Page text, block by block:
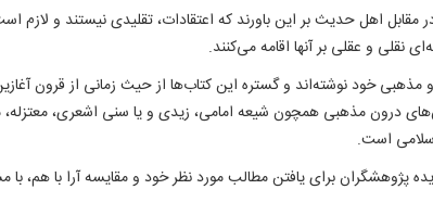
اهل حديث بر اين باورند که اعتقادات، تقليدی نيستند و لازم
نقلی و عقلی بر آنها اقامه می‌کنند.
خود نوشته‌اند و گستره این کتاب‌ها از حيث زمانی از قرون
مذهبی همچون شيعه امامی، زيدی و يا سنی اشعری، معتزله،
اسلامی است.
پژوهشگران برای يافتن مطالب مورد نظر خود و مقايسه آرا با هم،